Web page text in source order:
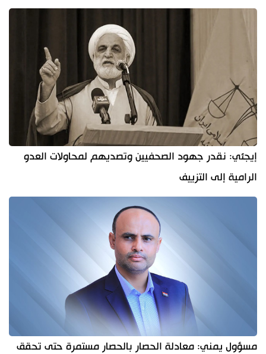
إيجئي: نقدر جهود الصحفيين وتصديهم لمحاولات العدو
الرامية إلى التزييف
مسؤول يمني: معادلة الحصار بالحصار مستمرة حتى تحقق